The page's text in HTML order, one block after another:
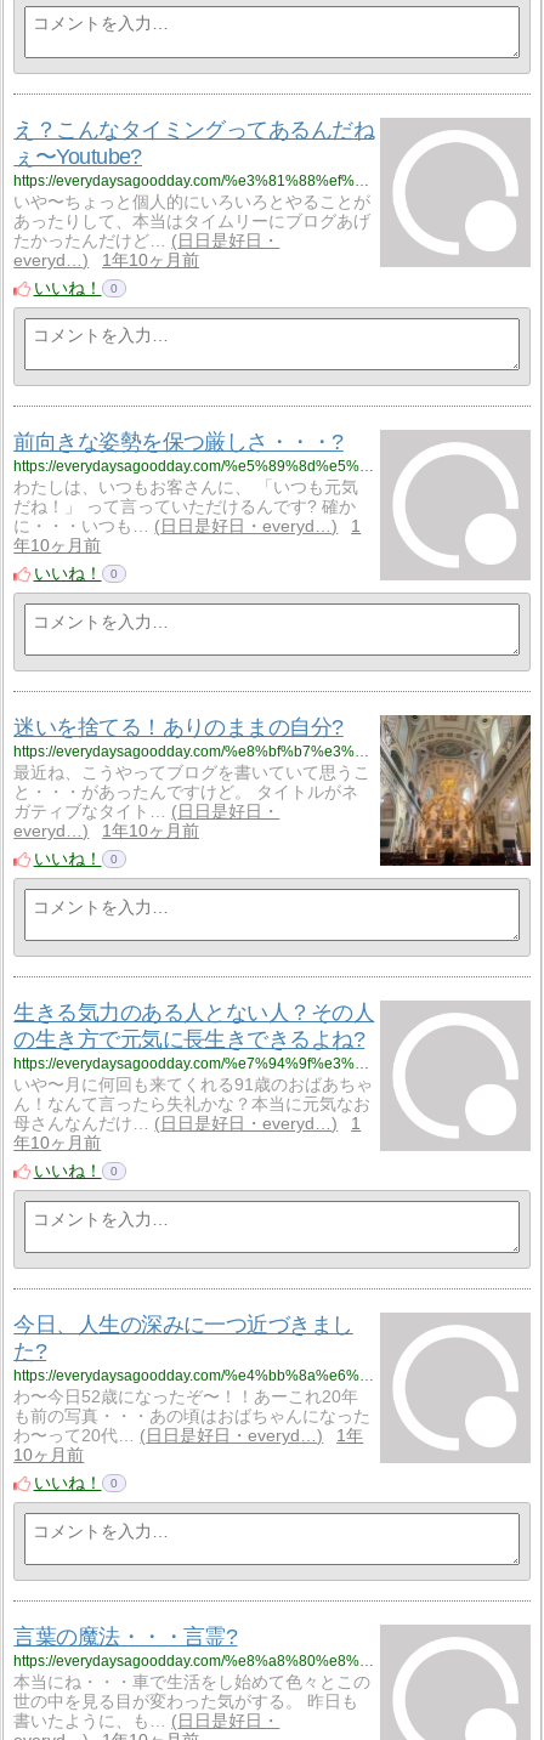
え？こんなタイミングってあるんだね
ぇ〜Youtube?
いや〜ちょっと個人的にいろいろとやることが
あったりして、本当はタイムリーにブログあげ
たかったんだけど…
日日是好日・
everyd…
1年10ヶ月前
いいね！
0
前向きな姿勢を保つ厳しさ・・・?
わたしは、いつもお客さんに、 「いつも元気
だね！」 って言っていただけるんです? 確か
に・・・いつも…
日日是好日・everyd…
1
年10ヶ月前
いいね！
0
迷いを捨てる！ありのままの自分?
最近ね、こうやってブログを書いていて思うこ
と・・・があったんですけど。 タイトルがネ
ガティブなタイト…
日日是好日・
everyd…
1年10ヶ月前
いいね！
0
生きる気力のある人とない人？その人
の生き方で元気に長生きできるよね?
いや〜月に何回も来てくれる91歳のおばあちゃ
ん！なんて言ったら失礼かな？本当に元気なお
母さんなんだけ…
日日是好日・everyd…
1
年10ヶ月前
いいね！
0
今日、人生の深みに一つ近づきまし
た?
https://everydaysagoodday.com/%e4%bb%8a%e6%97%a5%e3%80%81%e4%ba%ba%e7%94%9f%e3%81%ae%e6%b7%b1%e3%81%bf%e3%81%ab%e4%b8%80%e3%81%a4%e8%bf%91%e3%81%a5%e3%81%8d%e3%81%be%e3%81%97%e3%81%9f%f0%9f%a5%b0/
わ〜今日52歳になったぞ〜！！あーこれ20年
も前の写真・・・あの頃はおばちゃんになった
わ〜って20代…
日日是好日・everyd…
1年
10ヶ月前
いいね！
0
言葉の魔法・・・言霊?
https://everydaysagoodday.com/%e8%a8%80%e8%91%89%e3%81%ae%e9%ad%94%e6%b3%95%e3%83%bb%e3%83%bb%e3%83%bb%e8%a8%80%e9%9c%8a%f0%9f%a5%b0/
本当にね・・・車で生活をし始めて色々とこの
世の中を見る目が変わった気がする。 昨日も
書いたように、も…
日日是好日・